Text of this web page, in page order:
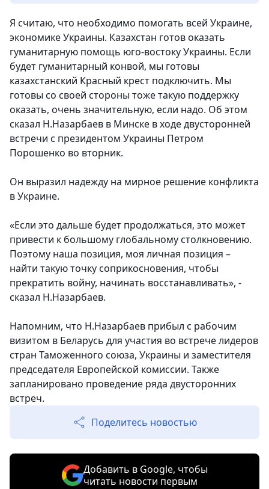
Я считаю, что необходимо помогать всей Украине,
экономике Украины. Казахстан готов оказать
гуманитарную помощь юго-востоку Украины. Если
будет гуманитарный конвой, мы готовы
казахстанский Красный крест подключить. Мы
готовы со своей стороны тоже такую поддержку
оказать, очень значительную, если надо. Об этом
сказал Н.Назарбаев в Минске в ходе двусторонней
встречи с президентом Украины Петром
Порошенко во вторник.
Он выразил надежду на мирное решение конфликта
в Украине.
«Если это дальше будет продолжаться, это может
привести к большому глобальному столкновению.
Поэтому наша позиция, моя личная позиция –
найти такую точку соприкосновения, чтобы
прекратить войну, начинать восстанавливать», -
сказал Н.Назарбаев.
Напомним, что Н.Назарбаев прибыл с рабочим
визитом в Беларусь для участия во встрече лидеров
стран Таможенного союза, Украины и заместителя
председателя Европейской комиссии. Также
запланировано проведение ряда двусторонних
встреч.
Поделитесь новостью
Добавить в Google, чтобы
читать новости первым